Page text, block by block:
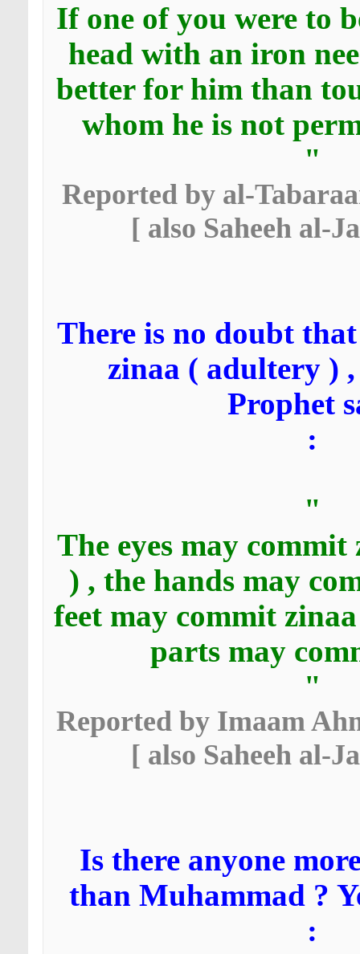
If one of you were to
head with an iron
better for him than
whom he is not
"
[ Reported by al-
also Saheeh al-
There is no doubt
zinaa ( adultery ) ,
Prophet
:
"
The eyes may
) , the hands may
feet may commit
parts may
"
[ Reported by Imaam
also Saheeh al-
Is there anyone
than Muhammad ?
: